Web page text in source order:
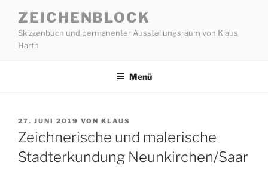
Inhalt
springen
ZEICHENBLOCK
Skizzenbuch und permanenter Ausstellungsraum von Klaus
Harth
Menü
VERÖFFENTLICHT
AM
27. JUNI 2019 VON KLAUS
Zeichnerische und malerische
Stadterkundung Neunkirchen/Saar